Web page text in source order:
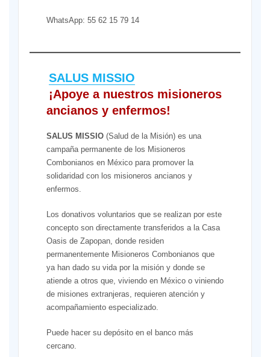
WhatsApp: 55 62 15 79 14
SALUS MISSIO
¡Apoye a nuestros misioneros
ancianos y enfermos!
SALUS MISSIO(Salud de la Misión) es una
campaña permanente de los Misioneros
Combonianos en México para promover la
solidaridad con los misioneros ancianos y
enfermos.
Los donativos voluntarios que se realizan por este
concepto son directamente transferidos a la Casa
Oasis de Zapopan, donde residen
permanentemente Misioneros Combonianos que
ya han dado su vida por la misión y donde se
atiende a otros que, viviendo en México o viniendo
de misiones extranjeras, requieren atención y
acompañamiento especializado.
Puede hacer su depósito en el banco más
cercano.